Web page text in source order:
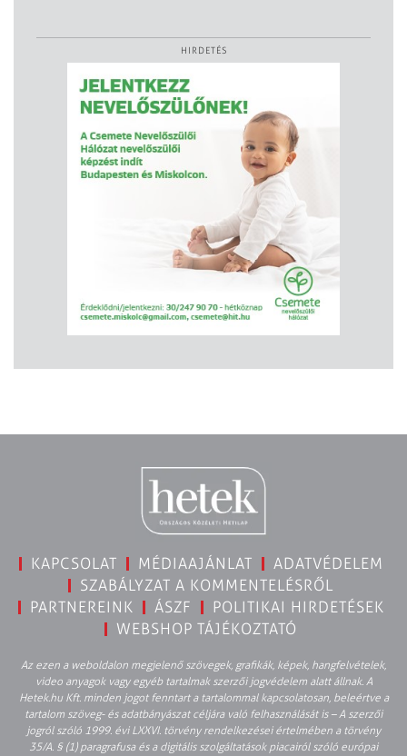
HIRDETÉS
KAPCSOLAT MÉDIAAJÁNLAT
ADATVÉDELEM
SZABÁLYZAT A KOMMENTELÉSRŐL
PARTNEREINK
ÁSZF
POLITIKAI HIRDETÉSEK
WEBSHOP TÁJÉKOZTATÓ
Az ezen a weboldalon megjelenő szövegek, grafikák, képek, hangfelvételek,
video anyagok vagy egyéb tartalmak szerzői jogvédelem alatt állnak. A
Hetek.hu Kft. minden jogot fenntart a tartalommal kapcsolatosan, beleértve a
tartalom szöveg- és adatbányászat céljára való felhasználását is – A szerzői
jogról szóló 1999. évi LXXVI. törvény rendelkezései értelmében a törvény
35/A. § (1) paragrafusa és a digitális szolgáltatások piacairól szóló európai